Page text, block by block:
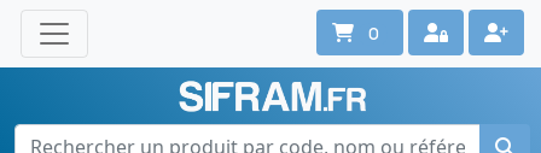
Une question ? Un conseil ?
Contactez-nous au 02 40 92 17 71
Ouvert du lun. au vend. de 08h à 18h
0